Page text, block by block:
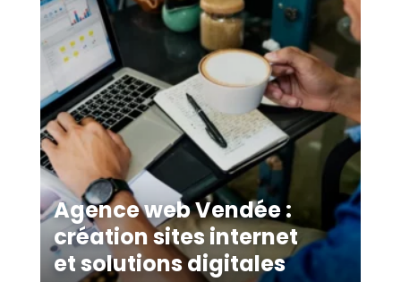
Agence web Vendée :
création sites internet
et solutions digitales